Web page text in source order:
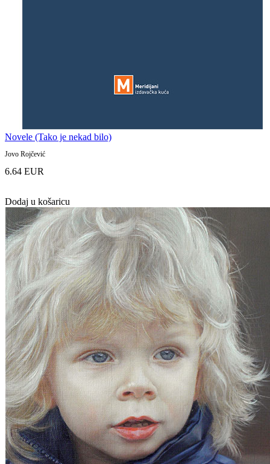
Novele (Tako je nekad bilo)
Jovo Rojčević
6.64 EUR
Dodaj u košaricu